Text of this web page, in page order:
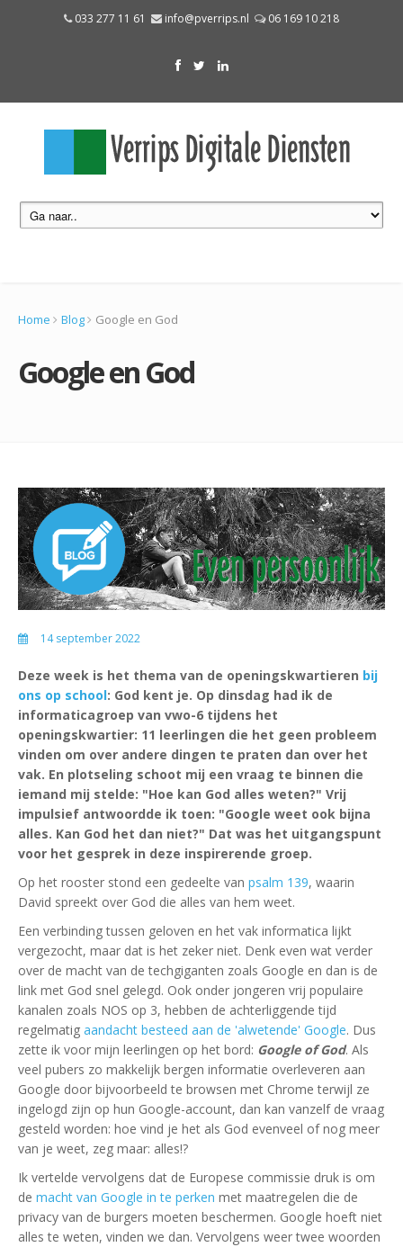
033 277 11 61 info@pverrips.nl 06 169 10 218
Home Blog Google en God
Google en God
14 september 2022
Deze week is het thema van de openingskwartieren bij
ons op school: God kent je. Op dinsdag had ik de
informaticagroep van vwo-6 tijdens het
openingskwartier: 11 leerlingen die het geen probleem
vinden om over andere dingen te praten dan over het
vak. En plotseling schoot mij een vraag te binnen die
iemand mij stelde: "Hoe kan God alles weten?" Vrij
impulsief antwoordde ik toen: "Google weet ook bijna
alles. Kan God het dan niet?" Dat was het uitgangspunt
voor het gesprek in deze inspirerende groep.
Op het rooster stond een gedeelte van psalm 139, waarin
David spreekt over God die alles van hem weet.
Een verbinding tussen geloven en het vak informatica lijkt
vergezocht, maar dat is het zeker niet. Denk even wat verder
over de macht van de techgiganten zoals Google en dan is de
link met God snel gelegd. Ook onder jongeren vrij populaire
kanalen zoals NOS op 3, hebben de achterliggende tijd
regelmatig aandacht besteed aan de 'alwetende' Google. Dus
zette ik voor mijn leerlingen op het bord: Google of God. Als
veel pubers zo makkelijk bergen informatie overleveren aan
Google door bijvoorbeeld te browsen met Chrome terwijl ze
ingelogd zijn op hun Google-account, dan kan vanzelf de vraag
gesteld worden: hoe vind je het als God evenveel of nog meer
van je weet, zeg maar: alles!?
Ik vertelde vervolgens dat de Europese commissie druk is om
de macht van Google in te perken met maatregelen die de
privacy van de burgers moeten beschermen. Google hoeft niet
alles te weten, vinden we dan. Vervolgens weer twee woorden